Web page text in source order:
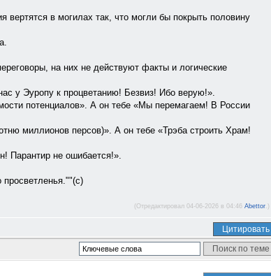
в могилах так, что могли бы покрыть половину
на них не действуют факты и логические
у Эуропу к процветанию! Безвиз! Ибо верую!».
потенциалов». А он тебе «Мы перемагаем! В России
миллионов персов)». А он тебе «Трэба строить Храм!
Парантир не ошибается!».
(Отредактировал 04-06-2026 в 04:46 Abettor .)
Цитировать